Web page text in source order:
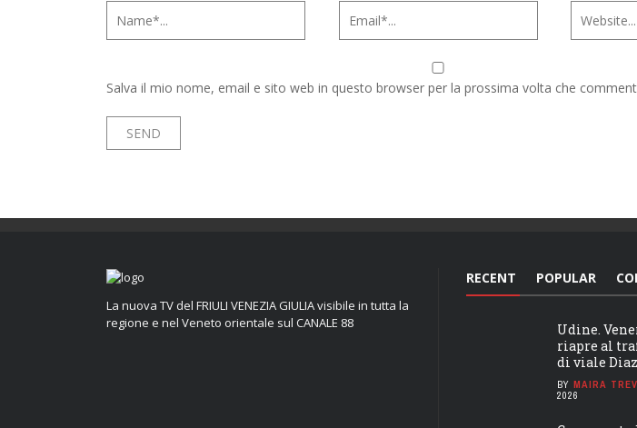
Salva il mio nome, email e sito web in questo browser per la prossima volta che
La nuova TV del FRIULI VENEZIA GIULIA visibile in tutta la
regione e nel Veneto orientale sul CANALE 88
RECENT POPULAR
Udine.
riapre al
di viale Diaz
BY MAIRA
2026